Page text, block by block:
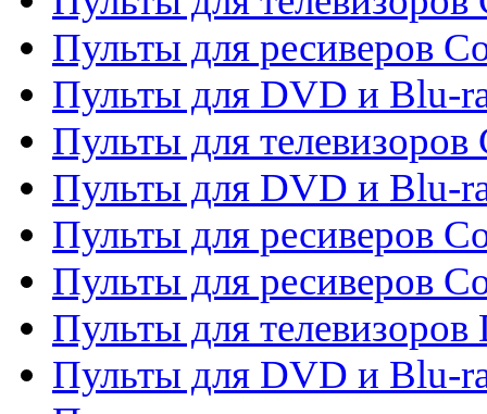
Пульты для ресиверов
Пульты для DVD и Blu-
Пульты для телевизоров
Пульты для DVD и Blu-
Пульты для ресиверов
Пульты для ресиверов
Пульты для телевизоров
Пульты для DVD и Blu-